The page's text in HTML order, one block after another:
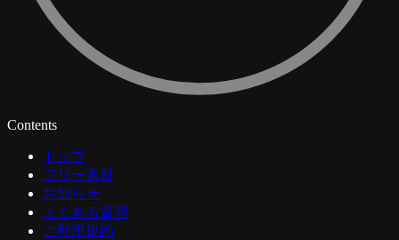
Contents
トップ
フリー素材
お知らせ
よくある質問
ご利用規約